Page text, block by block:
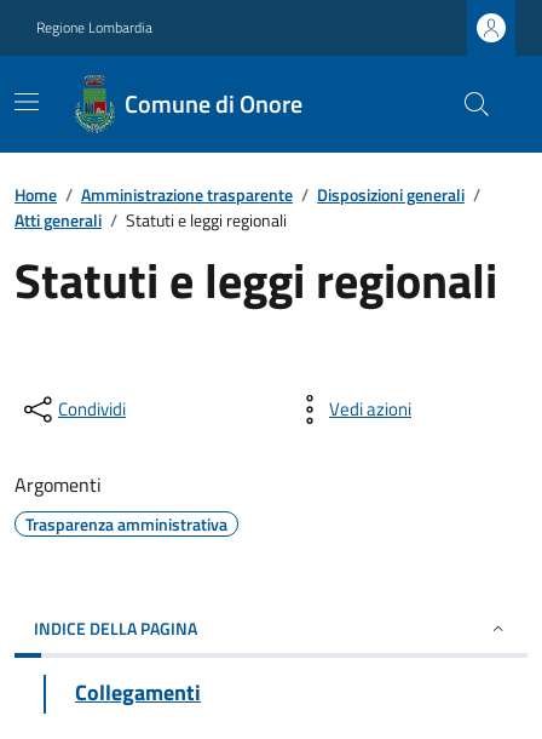
Regione Lombardia
Comune di Onore
Home / Amministrazione trasparente / Disposizioni generali /
Atti generali / Statuti e leggi regionali
Statuti e leggi regionali
Condividi Vedi azioni
Argomenti
Trasparenza amministrativa
INDICE DELLA PAGINA
Collegamenti